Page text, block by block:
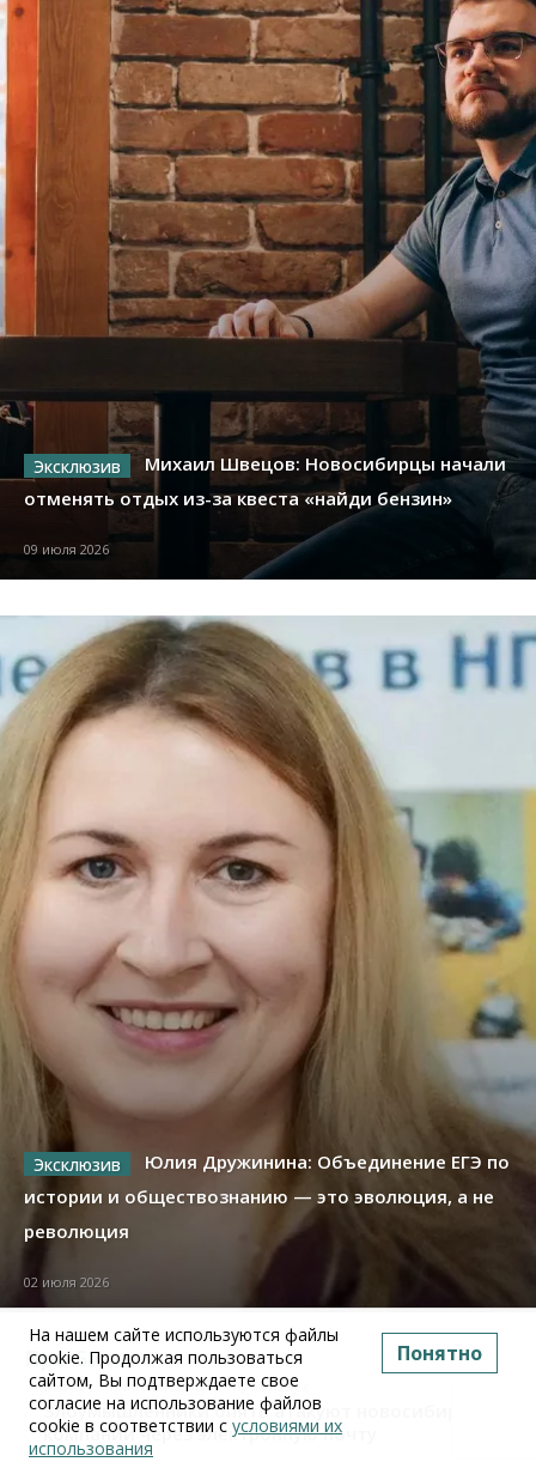
Михаил Швецов: Новосибирцы начали
отменять отдых из-за квеста «найди бензин»
09 июля 2026
Юлия Дружинина: Объединение ЕГЭ по
истории и обществознанию — это эволюция, а не
революция
02 июля 2026
Про Бизнес
Бизнес Право&Порядок ПроБизнес
Злоумышленники опять атакуют новосибирские
компании через электронную почту
На нашем сайте используются файлы
cookie. Продолжая пользоваться
сайтом, Вы подтверждаете свое
согласие на использование файлов
cookie в соответствии с условиями их
использования
Понятно